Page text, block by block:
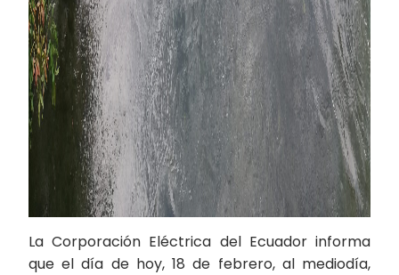
La Corporación Eléctrica del Ecuador informa
que el día de hoy, 18 de febrero, al mediodía,